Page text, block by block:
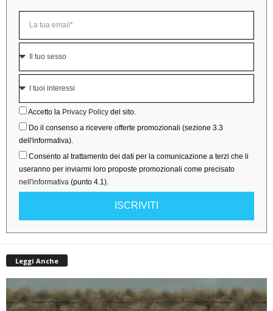
Accetto la Privacy Policy del sito.
Do il consenso a ricevere offerte promozionali (sezione 3.3
dell'informativa).
Consento al trattamento dei dati per la comunicazione a terzi che li
useranno per inviarmi loro proposte promozionali come precisato
nell'informativa (punto 4.1).
ISCRIVITI
Leggi Anche